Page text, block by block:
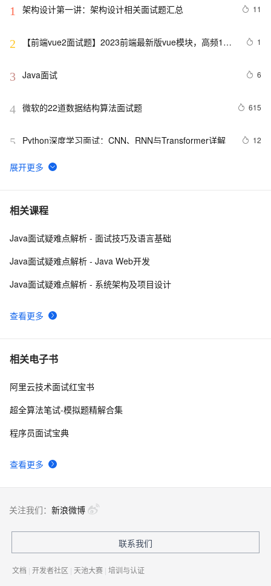
1 架构设计第一讲：架构设计相关面试题汇总 11
2
【前端vue2面试题】2023前端最新版vue模块，高频17
1
3 Java面试 6
4 微软的22道数据结构算法面试题 615
5 Python深度学习面试：CNN、RNN与Transformer详解 12
6
机器学习面试笔试知识点-贝叶斯网络(Bayesian
7 10年Java面试总结：Java程序员面试必备的面试技巧
8 给面试官上一课：HTTPS是先进行TCP三次握手，再进
们，让你的网页设计秒变高大上，面试难题迎刃而解！
相关课程
查看更多
Java面试疑难点解析 - 面试技巧及语言基础
Java面试疑难点解析 - Java Web开发
Java面试疑难点解析 - 系统架构及项目设计
相关电子书
查看更多
阿里云技术面试红宝书
超全算法笔试-模拟题精解合集
程序员面试宝典
关注我们： 新浪微博
联系我们
文档 | 开发者社区 | 天池大赛 | 培训与认证